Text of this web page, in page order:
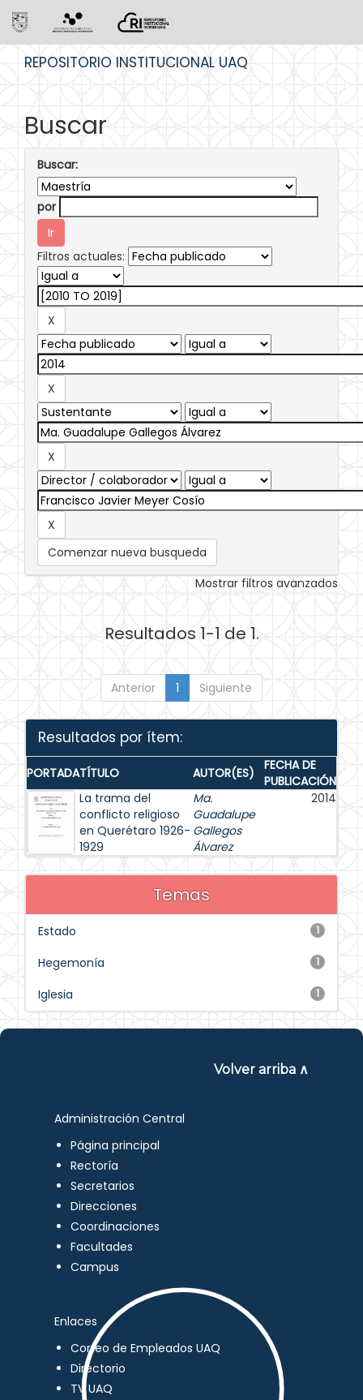
REPOSITORIO INSTITUCIONAL UAQ
Buscar
Buscar:
por
Filtros actuales:
Comenzar nueva busqueda
Mostrar filtros avanzados
Resultados 1-1 de 1.
Anterior 1 Siguiente
Resultados por ítem:
PORTADATÍTULO AUTOR(ES)
FECHA DE
PUBLICACIÓN
La trama del
conflicto religioso
en Querétaro 1926-
1929
Ma.
Guadalupe
Gallegos
Álvarez
2014
Temas
1
Estado
1
Hegemonía
1
Iglesia
Volver arriba ∧
Administración Central
Página principal
Rectoría
Secretarios
Direcciones
Coordinaciones
Facultades
Campus
Enlaces
Correo de Empleados UAQ
Directorio
TV UAQ